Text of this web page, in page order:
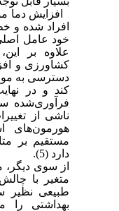
افزایش دما
افراد شده و
خود عامل اصلی
علاوه بر
کشاورزی و
دسترسی به
کند و در
فرآوری‌شده
ناشی از
هورمون‌های
مستقیم بر
دارد (5)
.
از سوی دیگر،
متغیر با
طبیعی نظیر
بهداشتی را